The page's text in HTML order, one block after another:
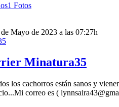
1 Fotos
Mayo de 2023 a las 07:27h
Minatura35
los cachorros están sanos y
correo es (